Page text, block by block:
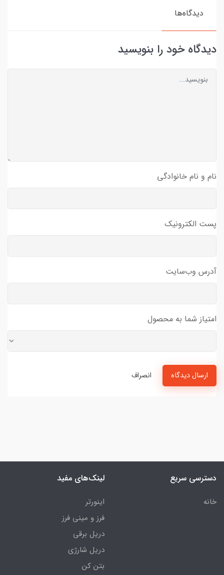
دیدگاه‌ها
دیدگاه خود را بنویسید
نام و نام خانوادگی
پست الکترونیک
آدرس وب‌سایت
امتیاز شما به محصول
ارسال دیدگاه انصراف
دسترسی سریع
خانه
لینک‌های مفید
اینورتر
فرز و مینی فرز
دریل برقی
دریل شارژی
بتن کن